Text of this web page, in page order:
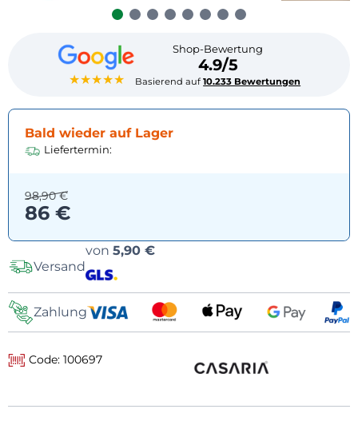
★★★★★
Shop-Bewertung
4.9/5
Basierend auf10.233 Bewertungen
Bald wieder auf Lager
Liefertermin:
86 €
98,90 €
Versand
von 5,90 €
Zahlung
Code: 100697